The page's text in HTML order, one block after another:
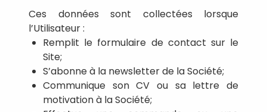
Ces données sont collectées lorsque
l’Utilisateur :
Remplit le formulaire de contact sur le
Site;
S’abonne à la newsletter de la Société;
Communique son CV ou sa lettre de
motivation à la Société;